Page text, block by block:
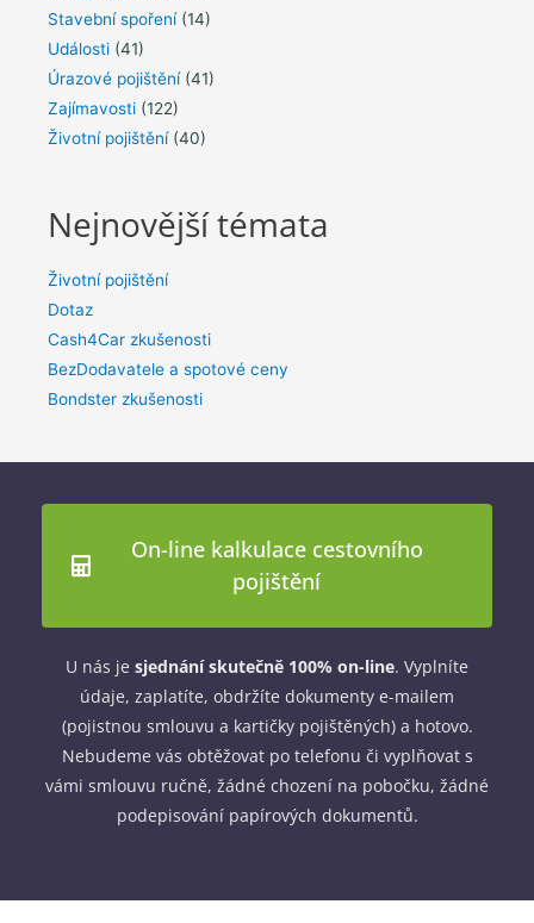
Stavební spoření(14)
Události (41)
Úrazové pojištění(41)
Zajímavosti (122)
Životní pojištění(40)
Nejnovější témata
Životní pojištění
Dotaz
Cash4Car zkušenosti
BezDodavatele a spotové ceny
Bondster zkušenosti
On-line kalkulace cestovního
pojištění
U nás je sjednání skutečně 100% on-line. Vyplníte
údaje, zaplatíte, obdržíte dokumenty e-mailem
(pojistnou smlouvu a kartičky pojištěných) a hotovo.
Nebudeme vás obtěžovat po telefonu či vyplňovat s
vámi smlouvu ručně, žádné chození na pobočku, žádné
podepisování papírových dokumentů.